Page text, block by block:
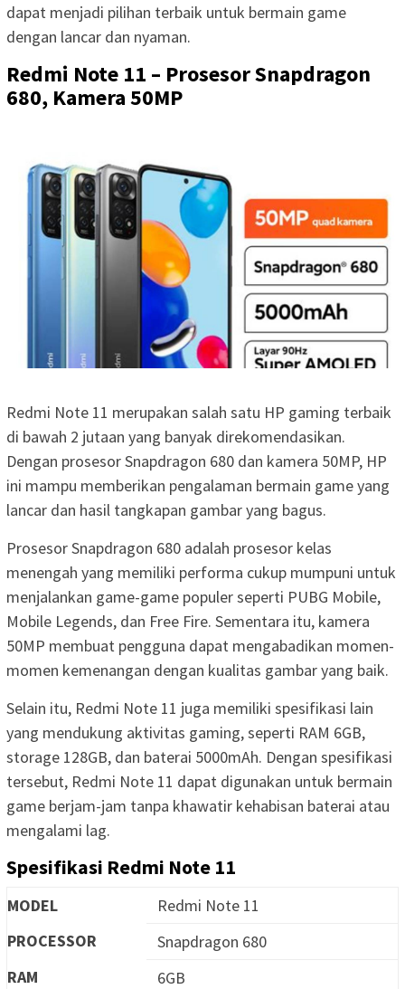
dapat menjadi pilihan terbaik untuk bermain game
dengan lancar dan nyaman.
Redmi Note 11 – Prosesor Snapdragon
680, Kamera 50MP
Redmi Note 11 merupakan salah satu HP gaming terbaik
di bawah 2 jutaan yang banyak direkomendasikan.
Dengan prosesor Snapdragon 680 dan kamera 50MP, HP
ini mampu memberikan pengalaman bermain game yang
lancar dan hasil tangkapan gambar yang bagus.
Prosesor Snapdragon 680 adalah prosesor kelas
menengah yang memiliki performa cukup mumpuni untuk
menjalankan game-game populer seperti PUBG Mobile,
Mobile Legends, dan Free Fire. Sementara itu, kamera
50MP membuat pengguna dapat mengabadikan momen-
momen kemenangan dengan kualitas gambar yang baik.
Selain itu, Redmi Note 11 juga memiliki spesifikasi lain
yang mendukung aktivitas gaming, seperti RAM 6GB,
storage 128GB, dan baterai 5000mAh. Dengan spesifikasi
tersebut, Redmi Note 11 dapat digunakan untuk bermain
game berjam-jam tanpa khawatir kehabisan baterai atau
mengalami lag.
Spesifikasi Redmi Note 11
MODEL
Redmi Note 11
PROCESSOR
Snapdragon 680
RAM
6GB